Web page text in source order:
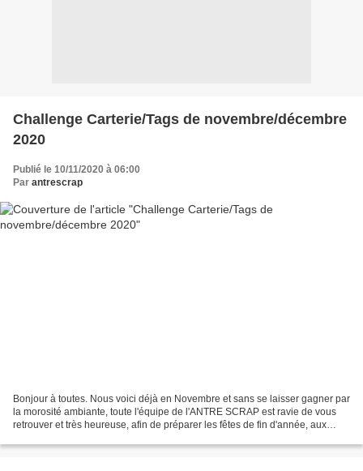
Challenge Carterie/Tags de novembre/décembre
2020
Publié le 10/11/2020 à 06:00
Par antrescrap
Bonjour à toutes. Nous voici déjà en Novembre et sans se laisser gagner par
la morosité ambiante, toute l'équipe de l'ANTRE SCRAP est ravie de vous
retrouver et très heureuse, afin de préparer les fêtes de fin d'année, aux